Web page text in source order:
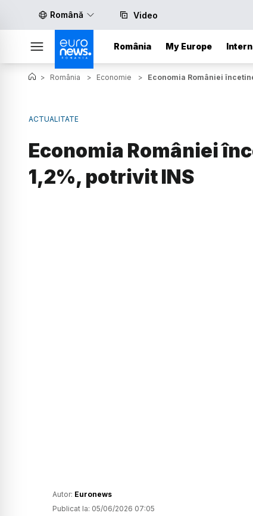
Română Video
România My Europe
> România > Economie > Economia României
ACTUALITATE
Economia României
1,2%, potrivit INS
Autor: Euronews
Publicat la: 05/06/2026 07:05